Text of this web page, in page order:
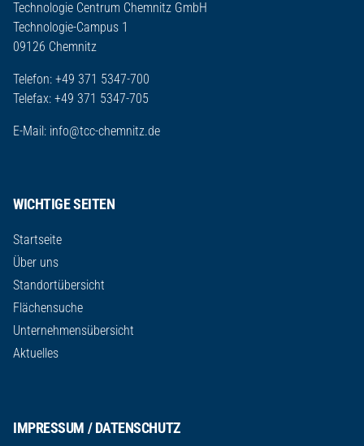
Technologie Centrum Chemnitz GmbH
Technologie-Campus 1
09126 Chemnitz
Telefon: +49 371 5347-700
Telefax: +49 371 5347-705
E-Mail: info@tcc-chemnitz.de
WICHTIGE SEITEN
Startseite
Über uns
Standortübersicht
Flächensuche
Unternehmensübersicht
Aktuelles
IMPRESSUM / DATENSCHUTZ